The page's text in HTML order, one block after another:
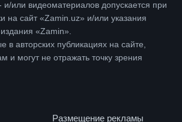
и/или видеоматериалов допускается при
на сайт «Zamin.uz» и/или указания
«Zamin».
авторских публикациях на сайте,
и могут не отражать точку зрения
Размещение рекламы